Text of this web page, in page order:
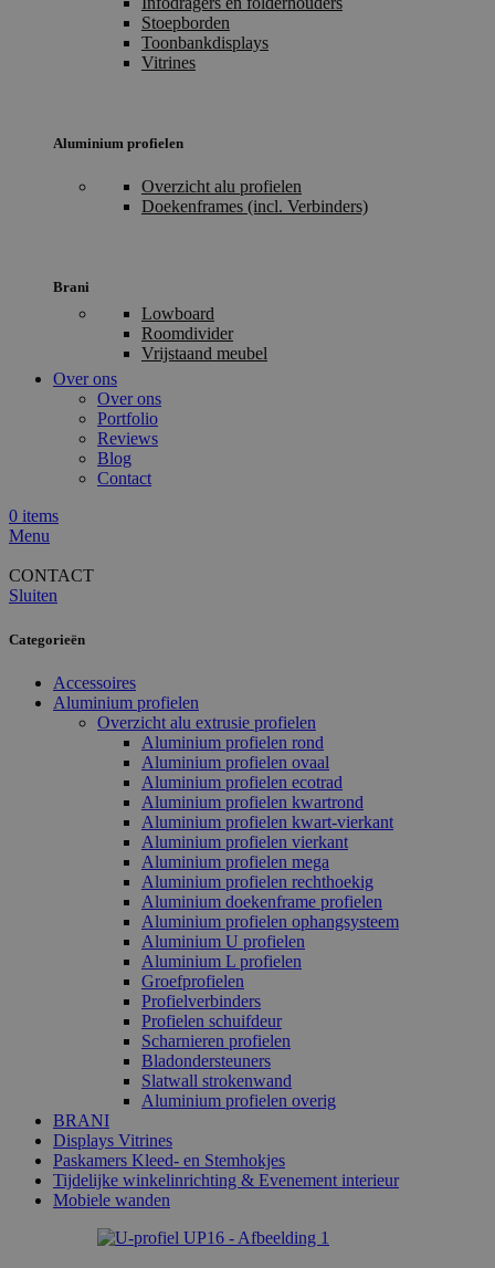
Stoepborden
Toonbankdisplays
Vitrines
Aluminium profielen
Overzicht alu profielen
Doekenframes (incl. Verbinders)
Brani
Lowboard
Roomdivider
Vrijstaand meubel
Over ons
Over ons
Portfolio
Reviews
Blog
Contact
0 items
Menu
CONTACT
Sluiten
Categorieën
Accessoires
Aluminium profielen
Overzicht alu extrusie profielen
Aluminium profielen rond
Aluminium profielen ovaal
Aluminium profielen ecotrad
Aluminium profielen kwartrond
Aluminium profielen kwart-vierkant
Aluminium profielen vierkant
Aluminium profielen mega
Aluminium profielen rechthoekig
Aluminium doekenframe profielen
Aluminium profielen ophangsysteem
Aluminium U profielen
Aluminium L profielen
Groefprofielen
Profielverbinders
Profielen schuifdeur
Scharnieren profielen
Bladondersteuners
Slatwall strokenwand
Aluminium profielen overig
BRANI
Displays Vitrines
Paskamers Kleed- en Stemhokjes
Tijdelijke winkelinrichting & Evenement interieur
Mobiele wanden